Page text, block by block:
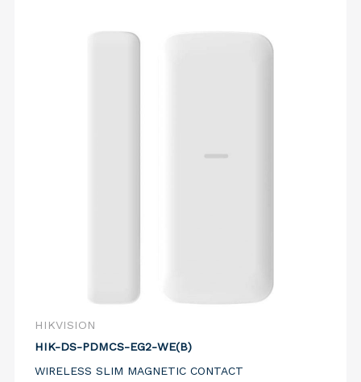
HIKVISION
HIK-DS-PDMCS-EG2-WE(B)
WIRELESS SLIM MAGNETIC CONTACT